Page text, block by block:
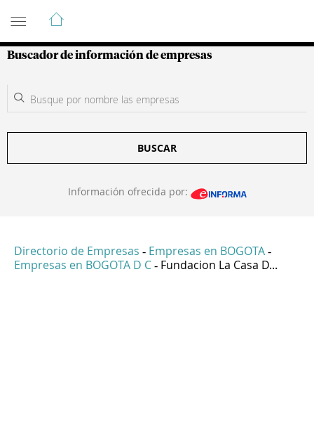
Guía de Empresas Colombianas
Buscador de información de empresas
BUSCAR
Información ofrecida por:
Directorio de Empresas - Empresas en BOGOTA -
Empresas en BOGOTA D C - Fundacion La Casa D...